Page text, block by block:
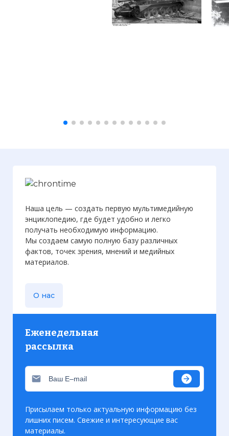
Наша цель — создать первую мультимедийную
энциклопедию, где будет удобно и легко
получать необходимую информацию.
Мы создаем самую полную базу различных
фактов, точек зрения, мнений и медийных
материалов.
О нас
Еженедельная
рассылка
Присылаем только актуальную информацию без
лишних писем. Свежие и интересующие вас
материалы.